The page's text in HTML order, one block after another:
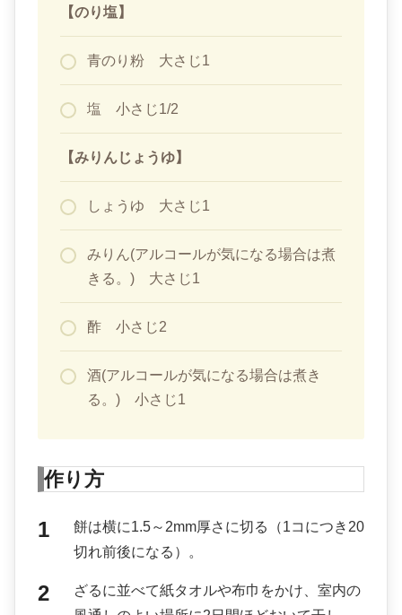
【のり塩】
青のり粉 大さじ1
塩 小さじ1/2
【みりんじょうゆ】
しょうゆ 大さじ1
みりん(アルコールが気になる場合は煮
きる。) 大さじ1
酢 小さじ2
酒(アルコールが気になる場合は煮き
る。) 小さじ1
作り方
餅は横に1.5～2mm厚さに切る（1コにつき20
切れ前後になる）。
ざるに並べて紙タオルや布巾をかけ、室内の